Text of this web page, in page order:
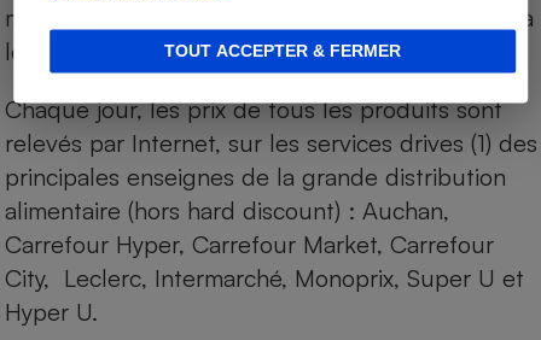
TOUT ACCEPTER & FERMER
marques de distributeurs (MDD) sont comparés à
leurs équivalents chez leurs concurrents.
Chaque jour, les prix de tous les produits sont
relevés par Internet, sur les services drives (1) des
principales enseignes de la grande distribution
alimentaire (hors hard discount) : Auchan,
Carrefour Hyper, Carrefour Market, Carrefour
City, Leclerc, Intermarché, Monoprix, Super U et
Hyper U.